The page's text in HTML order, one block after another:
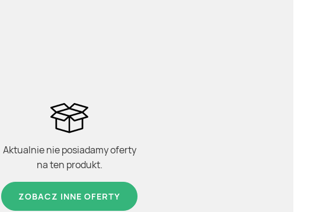
Aktualnie nie posiadamy oferty
na ten produkt.
ZOBACZ INNE OFERTY